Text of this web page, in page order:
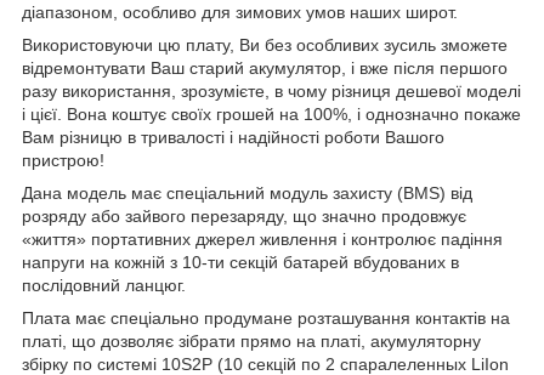
діапазоном, особливо для зимових умов наших широт.
Використовуючи цю плату, Ви без особливих зусиль зможете
відремонтувати Ваш старий акумулятор, і вже після першого
разу використання, зрозумієте, в чому різниця дешевої моделі
і цієї. Вона коштує своїх грошей на 100%, і однозначно покаже
Вам різницю в тривалості і надійності роботи Вашого
пристрою!
Дана модель має спеціальний модуль захисту (BMS) від
розряду або зайвого перезаряду, що значно продовжує
«життя» портативних джерел живлення і контролює падіння
напруги на кожній з 10-ти секцій батарей вбудованих в
послідовний ланцюг.
Плата має спеціально продумане розташування контактів на
платі, що дозволяє зібрати прямо на платі, акумуляторну
збірку по системі 10S2P (10 секцій по 2 спаралеленных LiIon